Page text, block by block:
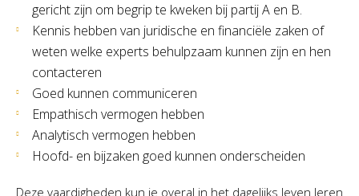
gericht zijn om begrip te kweken bij partij A en B.
Kennis hebben van juridische en financiële zaken of
weten welke experts behulpzaam kunnen zijn en hen
contacteren
Goed kunnen communiceren
Empathisch vermogen hebben
Analytisch vermogen hebben
Hoofd- en bijzaken goed kunnen onderscheiden
Deze vaardigheden kun je overal in het dagelijks leven leren